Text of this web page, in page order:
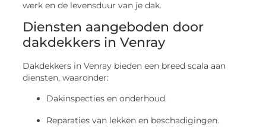
werk en de levensduur van je dak.
Diensten aangeboden door
dakdekkers in Venray
Dakdekkers in Venray bieden een breed scala aan
diensten, waaronder:
Dakinspecties en onderhoud.
Reparaties van lekken en beschadigingen.